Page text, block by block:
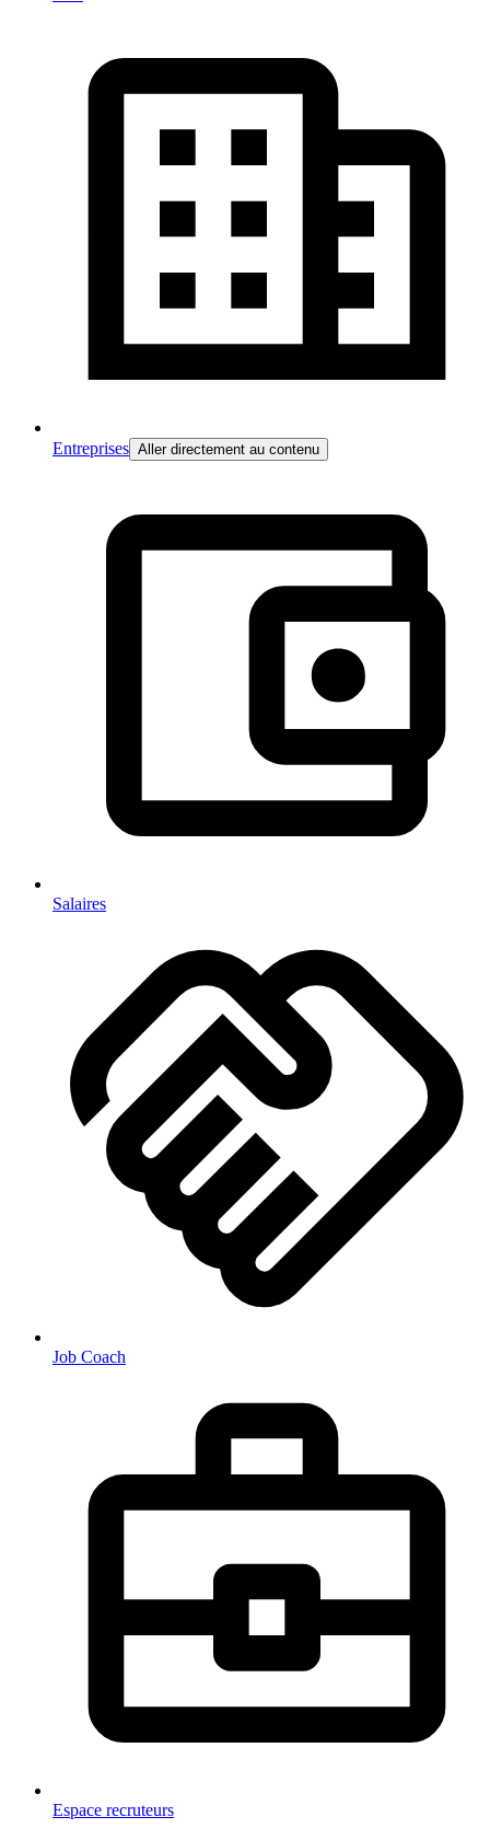
Entreprises Aller directement au contenu
Salaires
Job Coach
Espace recruteurs